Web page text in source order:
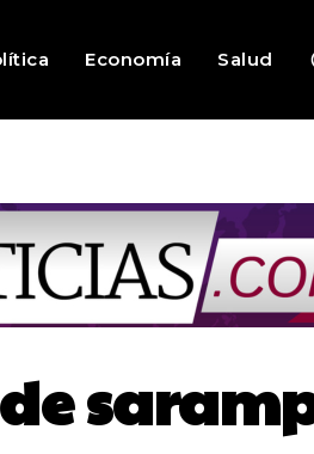
Economía Salud